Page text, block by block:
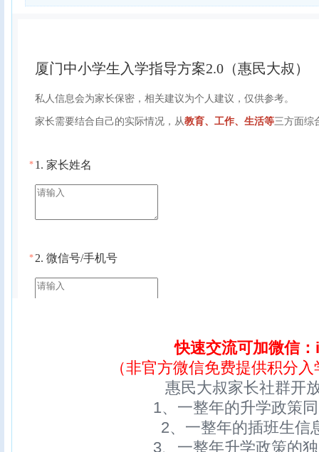
快速交流可加微信
（非官方微信免费提供积分
惠民大叔家长社群开
1、一整年的升学政策
2、一整年的插班生信
3、一整年升学政策的